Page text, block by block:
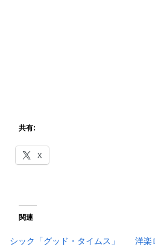
共有:
X
関連
シック「グッド・タイムス」
洋楽